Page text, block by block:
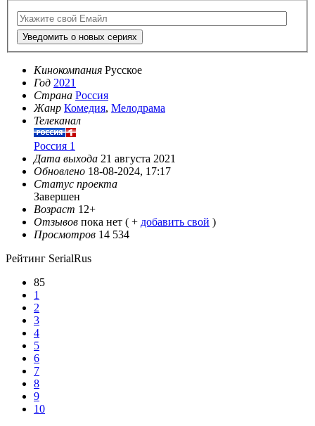
Уведомить о новых сериях
Кинокомпания Русское
Год 2021
Страна Россия
Жанр Комедия, Мелодрама
Телеканал
Россия 1
Дата выхода 21 августа 2021
Обновлено 18-08-2024, 17:17
Статус проекта
Завершен
Возраст 12+
Отзывов пока нет ( + добавить свой )
Просмотров 14 534
Рейтинг SerialRus
85
1
2
3
4
5
6
7
8
9
10